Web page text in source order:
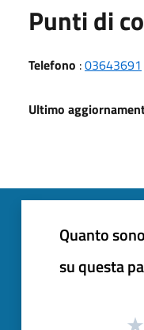
Punti di
Telefono :03643691
Ultimo
Quanto
su questa